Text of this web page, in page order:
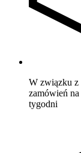
W związku z
zamówień
tygodni